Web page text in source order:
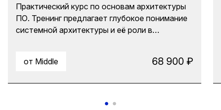
Практический курс по основам архитектуры
ПО. Тренинг предлагает глубокое понимание
системной архитектуры и её роли в
документирование и анализ архитектуры, а
жизненный цикл разработки ПО, включая
от Middle 68 900 ₽